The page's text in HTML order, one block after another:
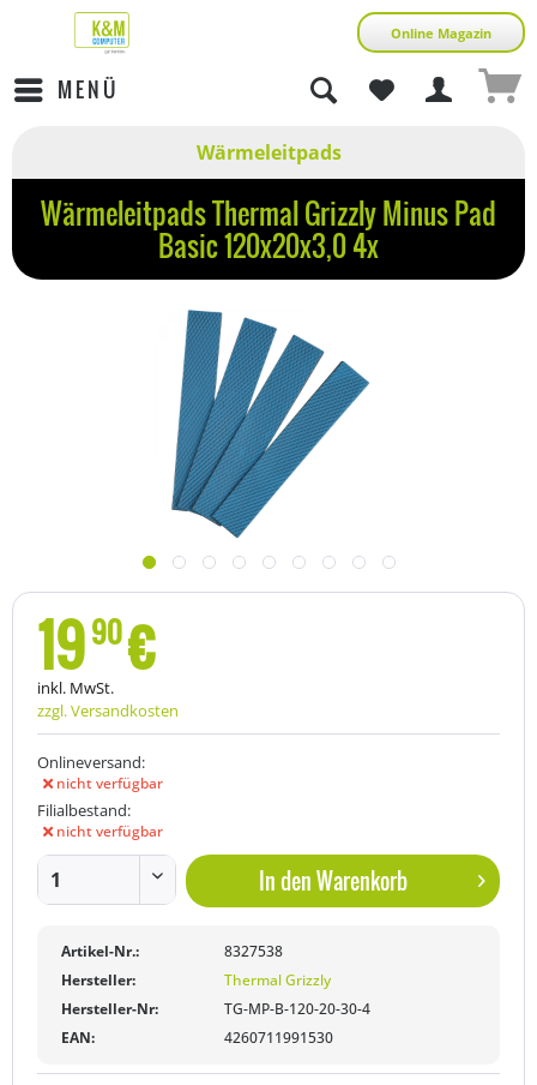
Online Magazin
MENÜ
Wärmeleitpads
Wärmeleitpads Thermal Grizzly Minus Pad
Basic 120x20x3,0 4x
1990€
inkl. MwSt.
zzgl. Versandkosten
Onlineversand:
nicht verfügbar
Filialbestand:
nicht verfügbar
In denWarenkorb
Artikel-Nr.:
8327538
Hersteller:
Thermal Grizzly
Hersteller-Nr:
TG-MP-B-120-20-30-4
EAN:
4260711991530